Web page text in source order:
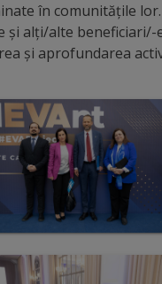
în comunitățile
alți/alte beneficiari/-
și aprofundarea